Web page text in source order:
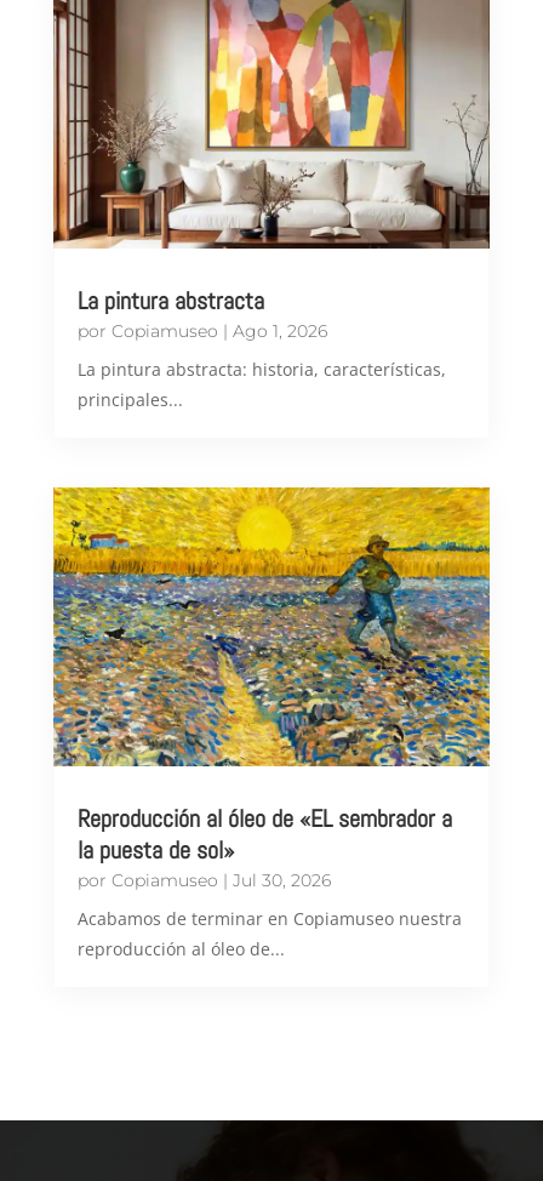
La pintura abstracta
por Copiamuseo | Ago 1, 2026
​La pintura abstracta: historia, características,
principales...
Reproducción al óleo de «EL sembrador a
la puesta de sol»
por Copiamuseo | Jul 30, 2026
Acabamos de terminar en Copiamuseo nuestra
reproducción al óleo de...